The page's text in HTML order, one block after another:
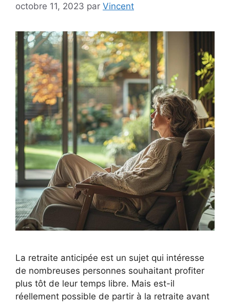
octobre 11, 2023 par Vincent
La retraite anticipée est un sujet qui intéresse
de nombreuses personnes souhaitant profiter
plus tôt de leur temps libre. Mais est-il
réellement possible de partir à la retraite avant